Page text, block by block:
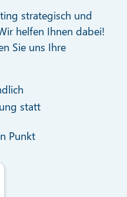
strategisch und
helfen Ihnen dabei!
Sie uns Ihre
statt
Punkt